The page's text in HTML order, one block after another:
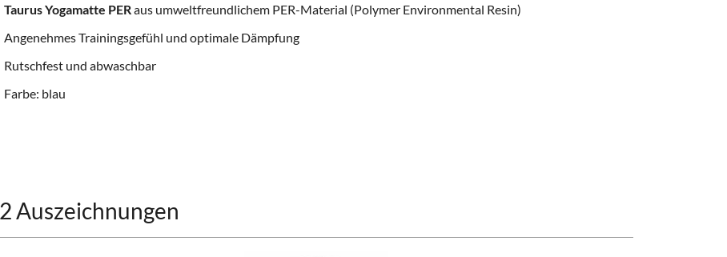
Taurus Yogamatte PERaus umweltfreundlichem PER-Material (Polymer Environmental Resin)
Angenehmes Trainingsgefühl und optimale Dämpfung
Rutschfest und abwaschbar
Farbe: blau
2 Auszeichnungen